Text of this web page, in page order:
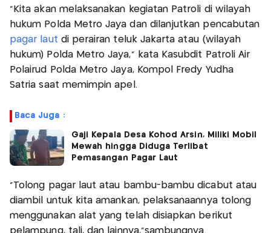
"Kita akan melaksanakan kegiatan Patroli di wilayah
hukum Polda Metro Jaya dan dilanjutkan pencabutan
pagar laut di perairan teluk Jakarta atau (wilayah
hukum) Polda Metro Jaya,” kata Kasubdit Patroli Air
Polairud Polda Metro Jaya, Kompol Fredy Yudha
Satria saat memimpin apel.
Baca Juga :
Gaji Kepala Desa Kohod Arsin, Miliki Mobil
Mewah hingga Diduga Terlibat
Pemasangan Pagar Laut
“Tolong pagar laut atau bambu-bambu dicabut atau
diambil untuk kita amankan, pelaksanaannya tolong
menggunakan alat yang telah disiapkan berikut
pelampung, tali, dan lainnya,"sambungnya.